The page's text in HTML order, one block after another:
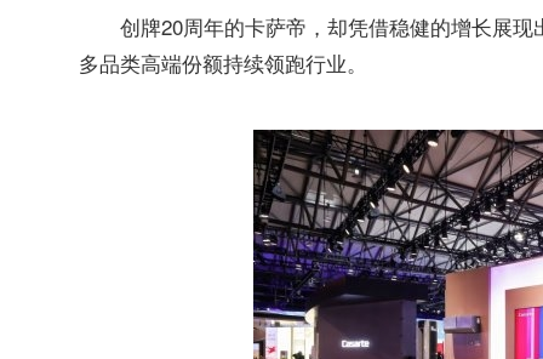
创牌20周年的卡萨帝，却凭借稳健的增长展
多品类高端份额持续领跑行业。